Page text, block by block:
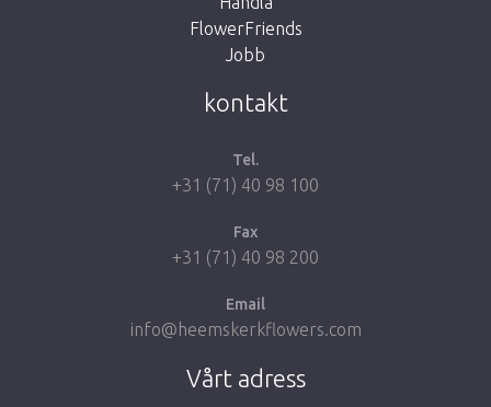
FlowerFriends
Jobb
kontakt
Tel.
+31 (71) 40 98 100
Fax
+31 (71) 40 98 200
Email
info@heemskerkflowers.com
Vårt adress